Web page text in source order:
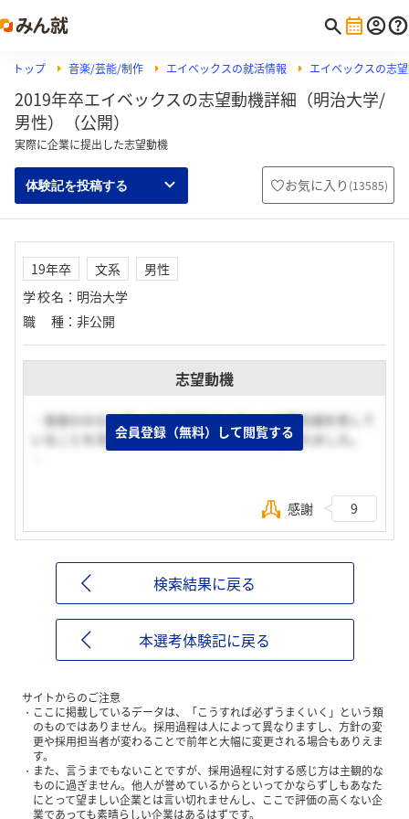
トップ 音楽/芸能/制作 エイベックスの就活情報 エイベックスの志
2019年卒エイベックスの志望動機詳細（明治大学/
男性）（公開）
実際に企業に提出した志望動機
体験記を投稿する お気に入り (13585)
19年卒 文系
男性
学校名 ： 明治大学
職種 ： 非公開
志望動機
・音楽のみならず、さまざまなコンテンツの最先端を有して
いることを活かした、多角的なビジネスに惹かれました。
会員登録（無料）して閲覧する
感謝 9
検索結果に戻る
本選考体験記に戻る
サイトからのご注意
ここに掲載しているデータは、「こうすれば必ずうまくいく」という類
のものではありません。採用過程は人によって異なりますし、方針の変
更や採用担当者が変わることで前年と大幅に変更される場合もありえま
す。
また、言うまでもないことですが、採用過程に対する感じ方は主観的な
ものに過ぎません。他人が誉めているからといってかならずしもあなた
にとって望ましい企業とは言い切れませんし、ここで評価の高くない企
業であっても素晴らしい企業はあるはずです。